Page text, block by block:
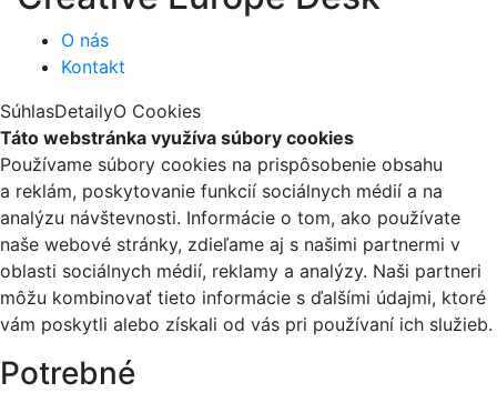
O nás
Kontakt
SúhlasDetailyO Cookies
Táto webstránka využíva súbory cookies
Používame súbory cookies na prispôsobenie obsahu
a reklám, poskytovanie funkcií sociálnych médií a na
analýzu návštevnosti. Informácie o tom, ako používate
naše webové stránky, zdieľame aj s našimi partnermi v
oblasti sociálnych médií, reklamy a analýzy. Naši partneri
môžu kombinovať tieto informácie s ďalšími údajmi, ktoré
vám poskytli alebo získali od vás pri používaní ich služieb.
Potrebné